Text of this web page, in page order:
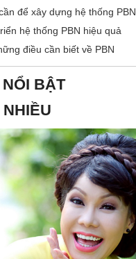
để xây dựng hệ thống PBN
hệ thống PBN hiệu quả
điều cần biết về PBN
BẬT